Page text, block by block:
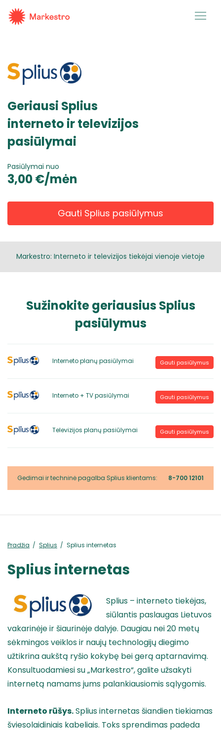
Geriausi Splius
interneto ir televizijos
pasiūlymai
Pasiūlymai nuo
3,00 €/mėn
Gauti Splius pasiūlymus
Markestro: Interneto ir televizijos tiekėjai vienoje vietoje
Sužinokite geriausius Splius
pasiūlymus
Interneto planų pasiūlymai Gauti pasiūlymus
Interneto + TV pasiūlymai Gauti pasiūlymus
Televizijos planų pasiūlymai Gauti pasiūlymus
Gedimai ir techninė pagalba Splius klientams: 8-700 12101
Pradžia Splius Splius internetas
Splius internetas
Splius – interneto tiekėjas,
siūlantis paslaugas Lietuvos
vakarinėje ir šiaurinėje dalyje. Daugiau nei 20 metų
sėkmingos veiklos ir naujų technologijų diegimo
užtikrina aukštą ryšio kokybę bei gerą aptarnavimą.
Konsultuodamiesi su „Markestro“, galite užsakyti
internetą namams jums palankiausiomis sąlygomis.
Interneto rūšys.Splius internetas šiandien tiekiamas
šviesolaidiniais kabeliais. Toks sprendimas padeda